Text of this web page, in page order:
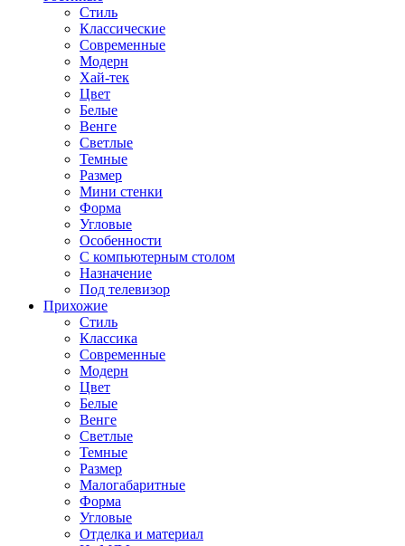
Стиль
Классические
Современные
Модерн
Хай-тек
Цвет
Белые
Венге
Светлые
Темные
Размер
Мини стенки
Форма
Угловые
Особенности
С компьютерным столом
Назначение
Под телевизор
Прихожие
Стиль
Классика
Современные
Модерн
Цвет
Белые
Венге
Светлые
Темные
Размер
Малогабаритные
Форма
Угловые
Отделка и материал